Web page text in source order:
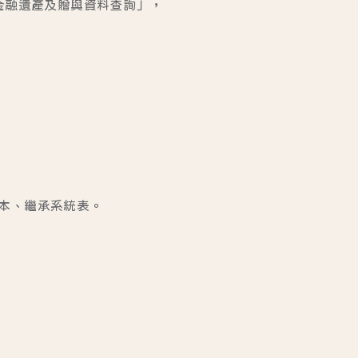
遺產及贈與資料查詢」，
、繼承系統表。